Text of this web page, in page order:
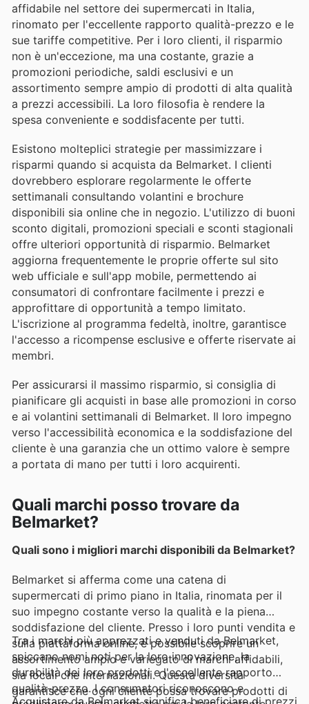
affidabile nel settore dei supermercati in Italia,
rinomato per l'eccellente rapporto qualità-prezzo e le
sue tariffe competitive. Per i loro clienti, il risparmio
non è un'eccezione, ma una costante, grazie a
promozioni periodiche, saldi esclusivi e un
assortimento sempre ampio di prodotti di alta qualità
a prezzi accessibili. La loro filosofia è rendere la
spesa conveniente e soddisfacente per tutti.
Esistono molteplici strategie per massimizzare i
risparmi quando si acquista da Belmarket. I clienti
dovrebbero esplorare regolarmente le offerte
settimanali consultando volantini e brochure
disponibili sia online che in negozio. L'utilizzo di buoni
sconto digitali, promozioni speciali e sconti stagionali
offre ulteriori opportunità di risparmio. Belmarket
aggiorna frequentemente le proprie offerte sul sito
web ufficiale e sull'app mobile, permettendo ai
consumatori di confrontare facilmente i prezzi e
approfittare di opportunità a tempo limitato.
L'iscrizione al programma fedeltà, inoltre, garantisce
l'accesso a ricompense esclusive e offerte riservate ai
membri.
Per assicurarsi il massimo risparmio, si consiglia di
pianificare gli acquisti in base alle promozioni in corso
e ai volantini settimanali di Belmarket. Il loro impegno
verso l'accessibilità economica e la soddisfazione del
cliente è una garanzia che un ottimo valore è sempre
a portata di mano per tutti i loro acquirenti.
Quali marchi posso trovare da
Belmarket?
Quali sono i migliori marchi disponibili da Belmarket?
Belmarket si afferma come una catena di
supermercati di primo piano in Italia, rinomata per il
suo impegno costante verso la qualità e la piena
soddisfazione del cliente. Presso i loro punti vendita e
sulla piattaforma online, è possibile scoprire un
assortimento ampio e variegato di marchi affidabili,
sia locali che internazionali. Questa diversità
garantisce che ogni cliente possa trovare prodotti di
Tra i marchi più apprezzati e venduti da Belmarket,
spiccano nomi noti per la loro innovazione, la
durabilità dei loro prodotti e l'eccellente rapporto
qualità-prezzo. I consumatori riconoscono e
Acquistare da Belmarket significa beneficiare di prezzi